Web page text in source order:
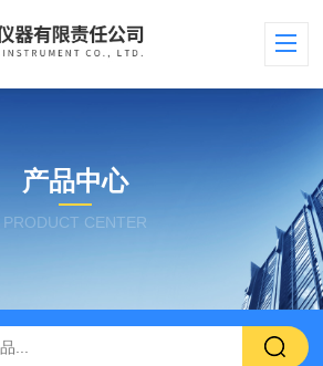
产品中心
PRODUCT CENTER